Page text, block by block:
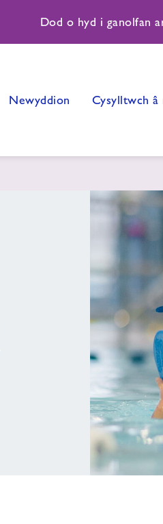
Dod o hyd i ganolfan
Newyddion Cysylltwch â